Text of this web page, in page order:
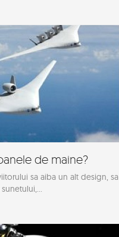
de maine?
sa aiba un alt design, sa